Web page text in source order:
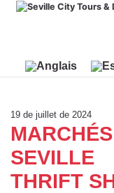
19 de juillet de 2024
THRIFT